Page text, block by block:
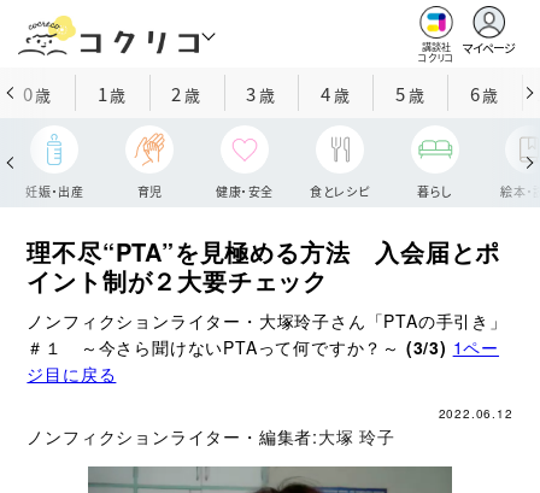
講談社
コクリコ
マイページ
0歳 1歳 2 歳 3歳 4歳 5歳 6歳
妊娠・出産 育児 健康・安全 食とレシピ 暮らし 絵本・
理不尽“PTA”を見極める方法 入会届とポ
イント制が２大要チェック
ノンフィクションライター・大塚玲子さん「PTAの手引き」
＃１ ～今さら聞けないPTAって何ですか？～ (3/3) 1ペー
ジ目に戻る
2022.06.12
ノンフィクションライター・編集者:大塚 玲子